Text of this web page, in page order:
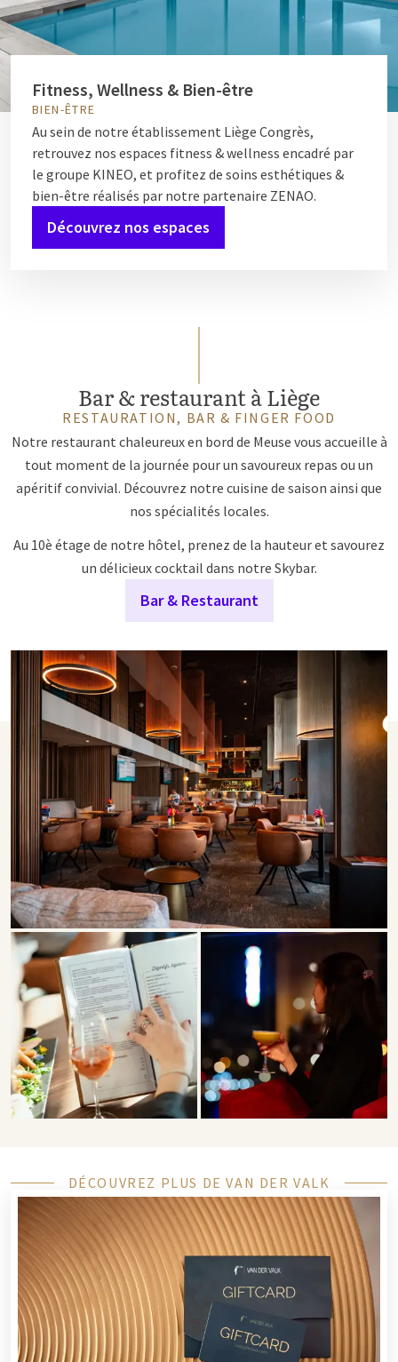
Fitness, Wellness & Bien-être
BIEN-ÊTRE
Au sein de notre établissement Liège Congrès,
retrouvez nos espaces fitness & wellness encadré par
le groupe KINEO, et profitez de soins esthétiques &
bien-être réalisés par notre partenaire ZENAO.
Découvrez nos espaces
Bar & restaurant à Liège
RESTAURATION, BAR & FINGER FOOD
Notre restaurant chaleureux en bord de Meuse vous accueille à
tout moment de la journée pour un savoureux repas ou un
apéritif convivial. Découvrez notre cuisine de saison ainsi que
nos spécialités locales.
Au 10è étage de notre hôtel, prenez de la hauteur et savourez
un délicieux cocktail dans notre Skybar.
Bar & Restaurant
DÉCOUVREZ PLUS DE VAN DER VALK